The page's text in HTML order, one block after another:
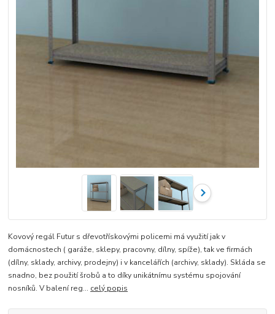
Kovový regál Futur s dřevotřískovými policemi má využití jak v
domácnostech ( garáže, sklepy, pracovny, dílny, spíže), tak ve firmách
(dílny, sklady, archivy, prodejny) i v kancelářích (archivy, sklady). Skláda se
snadno, bez použití šrobů a to díky unikátnímu systému spojování
nosníků. V balení reg... celý popis